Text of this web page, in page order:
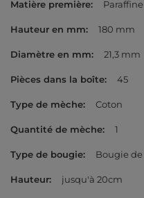
Matière première
Hauteur en mm 180 mm
Diamètre en mm 21,3 mm
Pièces dans la boîte 45
Type de mèche Coton
Quantité de mèche 1
Type de bougie Bougie
Hauteur jusqu'à 20cm